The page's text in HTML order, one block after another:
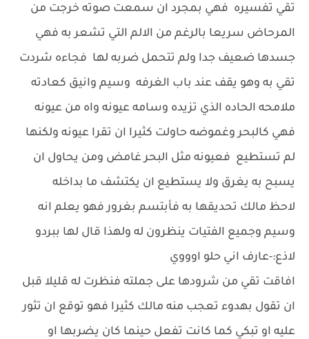
تقي تفسيره فهي بمجرد ان سمعت صوته خرجت من
المرحاض سريعا بالرغم من الالم التي تشعر به فهي
جسدها ضعيف جدا ولم تتحمل ضربه لها فجاءه شردت
تقي به وهو يقف عند باب الغرفه وسيم وانيق كعادته
ملامحه الحاده الذي تزيده وسامه عيونه واه من عيونه
فهي كالبحر وغموضه حاولت كثيرا ان تقرا عيونه ولكنها
لم تستطيع فعيونه مثل البحر غامض ومن يحاول ان
يسبح به يغرق ولا يستطيع ان يكتشف ما بداخله
لاحظ مالك تحديقها به فأبتسم بغرور فهو يعلم انه
وسيم وجميع الفتيات ينظرون له ولهذا قال لها ببردو
لاذع:-عارف اني حلو اوووي
افاقت تقي من شرودها على جملته فنظرت له قليلا قبل
ان تقول بهدوء تعجب منه مالك كثيرا فهو توقع ان تثور
عليه او تبكي كما كانت تفعل حينما كان يضربها او